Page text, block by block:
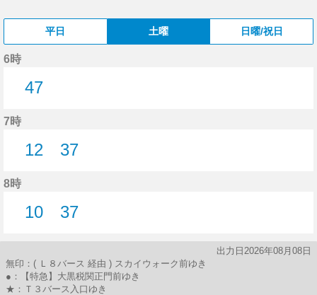
平日 土曜 日曜/祝日
6時
47
7時
12
37
8時
10
37
出力日2026年08月08日
無印：( Ｌ８バース 経由 ) スカイウォーク前ゆき
●：【特急】大黒税関正門前ゆき
★：Ｔ３バース入口ゆき